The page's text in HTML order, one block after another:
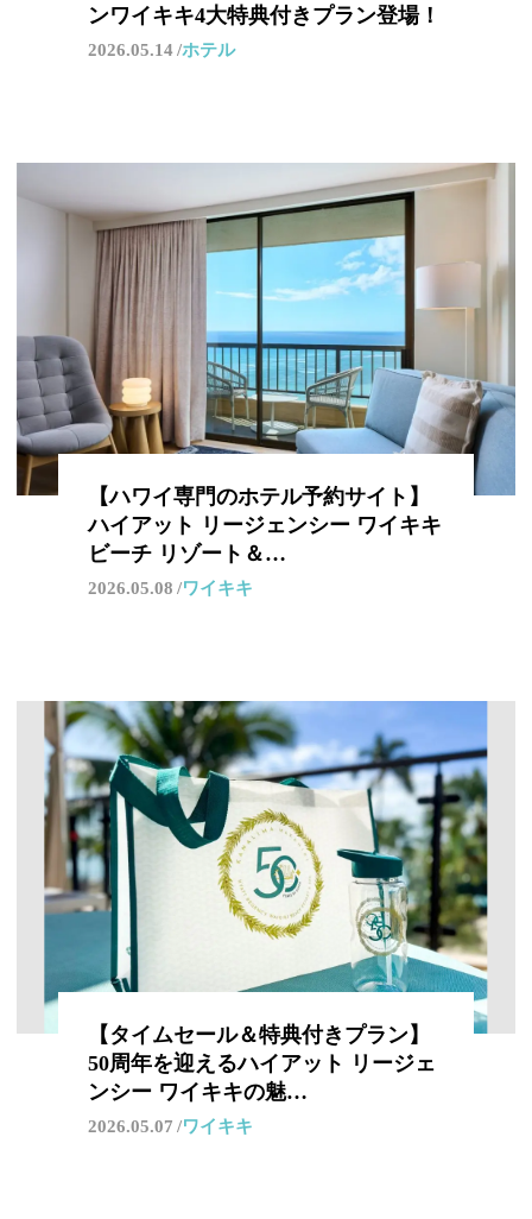
ンワイキキ4大特典付きプラン登場！
2026.05.14 ホテル
【ハワイ専門のホテル予約サイト】
ハイアット リージェンシー ワイキキ
ビーチ リゾート＆…
2026.05.08 ワイキキ
【タイムセール＆特典付きプラン】
50周年を迎えるハイアット リージェ
ンシー ワイキキの魅…
2026.05.07 ワイキキ